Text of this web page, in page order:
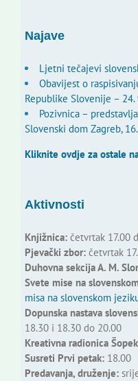
Najave
Ljetni tečajevi
Obavijest o
Republike Slovenije –
Pozivnica –
Slovenski dom Zagreb,
Kliknite ovdje za ostale
Aktivnosti
Knjižnica:četvrtak 17.00
Pjevački zbor:četvrtak
Duhovna sekcija A. M.
Svete mise na
misa na slovenskom
Dopunska nastava
18.30 i 18.30 do 20.00
Kreativna radionica
Susreti Prvi petak:18.00
Predavanja, druženje: